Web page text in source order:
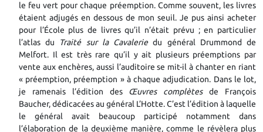
le feu vert pour chaque préemption. Comme souvent, les livres
étaient adjugés en dessous de mon seuil. Je pus ainsi acheter
pour l’École plus de livres qu’il n’était prévu ; en particulier
l’atlas du Traité sur la Cavaleriedu général Drummond de
Melfort. Il est très rare qu’il y ait plusieurs préemptions par
vente aux enchères, aussi l’auditoire se mit-il à chanter en riant
« préemption, préemption » à chaque adjudication. Dans le lot,
je ramenais l’édition des Œuvres complètesde François
Baucher, dédicacées au général L’Hotte. C’est l’édition à laquelle
le général avait beaucoup participé notamment dans
l’élaboration de la deuxième manière, comme le révèlera plus